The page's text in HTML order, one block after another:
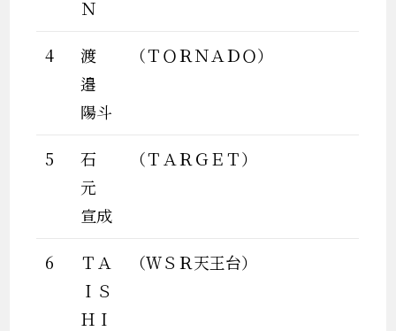
Ｎ
4
渡
邉
陽斗
（ＴＯＲＮＡＤＯ）
5
石
元
宣成
（ＴＡＲＧＥＴ）
6
ＴＡ
ＩＳ
ＨＩ
（ＷＳＲ天王台）